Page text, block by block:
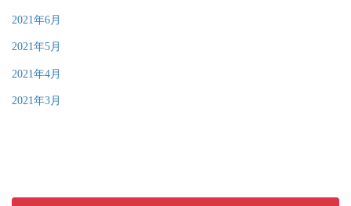
2021年6月
2021年5月
2021年4月
2021年3月